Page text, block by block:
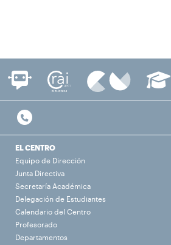
EL CENTRO
Equipo de Dirección
Junta Directiva
Secretaría Académica
Delegación de Estudiantes
Calendario del Centro
Profesorado
Departamentos